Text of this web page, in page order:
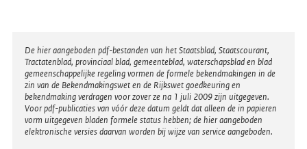
Disclaimer
De hier aangeboden pdf-bestanden van het Staatsblad, Staatscourant,
Tractatenblad, provinciaal blad, gemeenteblad, waterschapsblad en blad
gemeenschappelijke regeling vormen de formele bekendmakingen in de
zin van de Bekendmakingswet en de Rijkswet goedkeuring en
bekendmaking verdragen voor zover ze na 1 juli 2009 zijn uitgegeven.
Voor pdf-publicaties van vóór deze datum geldt dat alleen de in papieren
vorm uitgegeven bladen formele status hebben; de hier aangeboden
elektronische versies daarvan worden bij wijze van service aangeboden.